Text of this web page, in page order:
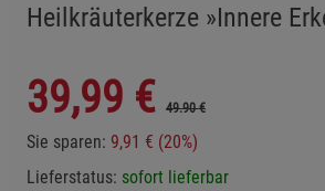
Heilkräuterkerze »Innere
39,99 € 49.90 €
Sie sparen: 9,91 € (20%)
Lieferstatus: sofort lieferbar